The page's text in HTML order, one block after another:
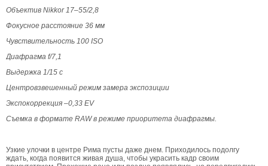
Объектив Nikkor 17–55/2,8
Фокусное расстояние 36 мм
Чувствительность 100 ISO
Диафрагма f/7,1
Выдержка 1/15 с
Центровзвешенный режим замера экспозиции
Экспокоррекция –0,33 EV
Съемка в формате RAW в режиме приоритета диафрагмы.
Узкие улочки в центре Рима пусты даже днем. Приходилось подолгу
ждать, когда появится живая душа, чтобы украсить кадр своим